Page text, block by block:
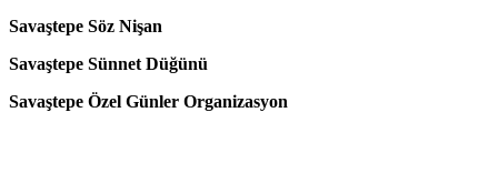
Savaştepe Söz Nişan
Savaştepe Sünnet Düğünü
Savaştepe Özel Günler Organizasyon